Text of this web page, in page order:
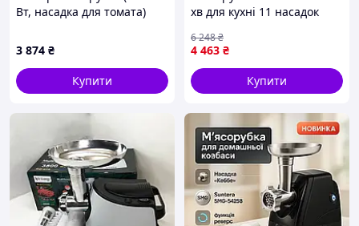
Вт, насадка для томата)
VILGRAND
3 874 ₴
Купити
хв для кухні 11 насадок
FK-8953
4 463 ₴
6 248₴
Купити